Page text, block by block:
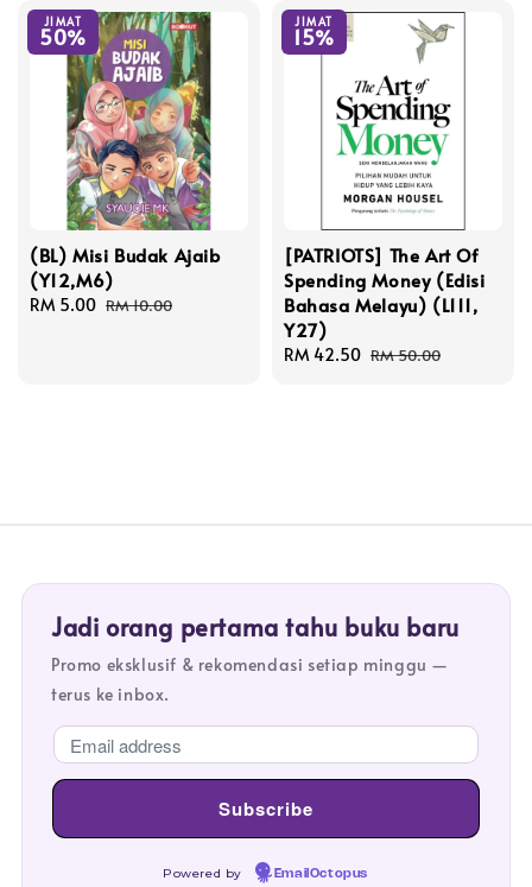
JIMAT
50%
(BL) Misi Budak Ajaib
(Y12,M6)
Sale
RM 5.00 Regular
RM 10.00
JIMAT
15%
[PATRIOTS] The Art Of
Spending Money (Edisi
Bahasa Melayu) (L111,
Y27)
Sale
RM 42.50 Regular
RM 50.00
Jadi orang pertama tahu buku baru
Promo eksklusif & rekomendasi setiap minggu —
terus ke inbox.
Powered by EmailOctopus